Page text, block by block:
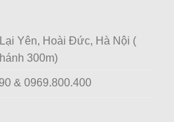
Yên, Hoài Đức, Hà Nội (
300m)
& 0969.800.400